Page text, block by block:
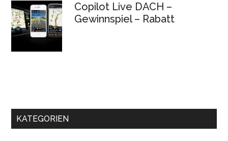
Copilot Live DACH –
Gewinnspiel – Rabatt
KATEGORIEN